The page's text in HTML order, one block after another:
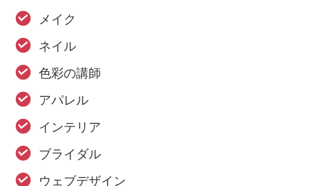
メイク
ネイル
色彩の講師
アパレル
インテリア
ブライダル
ウェブデザイン